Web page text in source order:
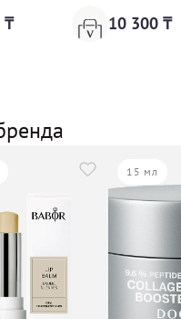
₸ 10 300 ₸
15 мл